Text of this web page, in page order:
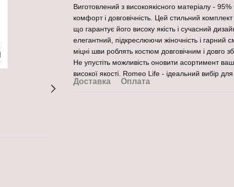
Виготовлений з високоякісного матеріалу -
комфорт і довговічність. Цей стильний
що гарантує його високу якість і сучасний
елегантний, підкреслюючи жіночність і гарний
міцні шви роблять костюм довговічним і довго
Не упустіть можливість оновити асортимент
високої якості. Romeo Life - ідеальний вибір
Доставка Оплата